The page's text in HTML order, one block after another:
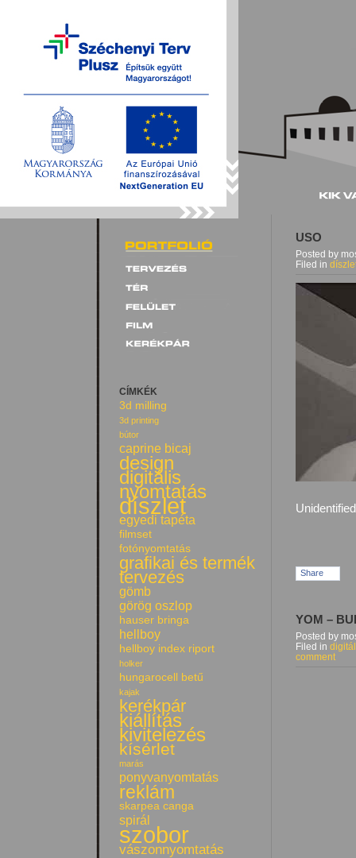
USO
Posted by
Filed in
Share
YOM –
Posted by
Filed in
comment
CÍMKÉK
3d milling
3d printing
bútor
caprine bicaj
design
digitális
nyomtatás
díszlet
egyedi tapéta
filmset
fotónyomtatás
grafikai és termék
tervezés
gömb
görög oszlop
hauser bringa
hellboy
hellboy index riport
holker
hungarocell betű
kajak
kerékpár
kiállítás
kivitelezés
kísérlet
marás
ponyvanyomtatás
reklám
skarpea canga
spirál
szobor
vászonnyomtatás